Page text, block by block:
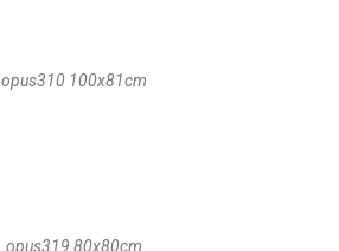
opus310 100x81cm
opus319 80x80cm